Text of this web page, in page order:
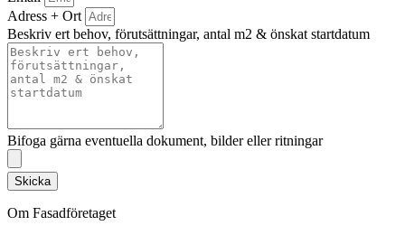
Adress + Ort
Beskriv ert behov, förutsättningar, antal m2 & önskat startdatum
Bifoga gärna eventuella dokument, bilder eller ritningar
Skicka
Om Fasadföretaget